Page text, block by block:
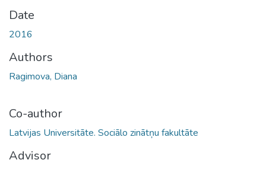
Date
2016
Authors
Ragimova, Diana
Co-author
Latvijas Universitāte. Sociālo zinātņu fakultāte
Advisor